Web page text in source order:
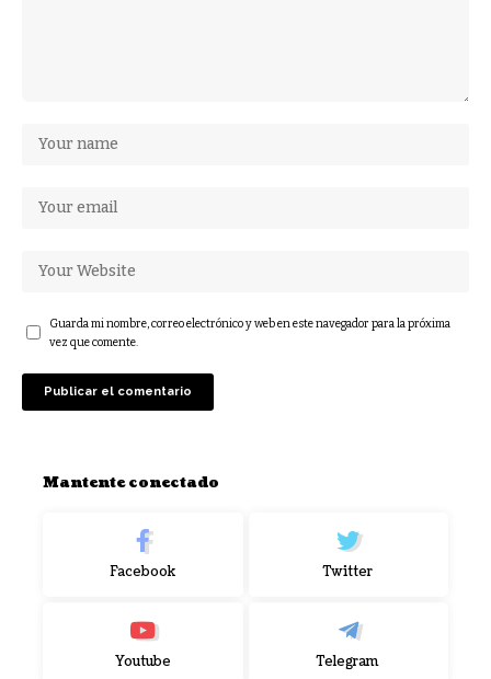
Guarda mi nombre, correo electrónico y web en este navegador para la próxima
vez que comente.
Mantente conectado
Facebook Twitter
Youtube Telegram